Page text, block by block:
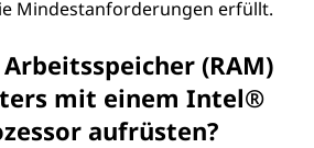
Mindestanforderungen erfüllt.
(RAM)
mit einem Intel®
aufrüsten?